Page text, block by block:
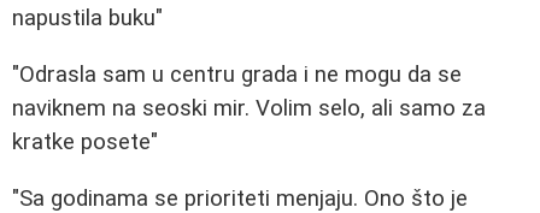
napustila buku"
"Odrasla sam u centru grada i ne mogu da se
naviknem na seoski mir. Volim selo, ali samo za
kratke posete"
"Sa godinama se prioriteti menjaju. Ono što je